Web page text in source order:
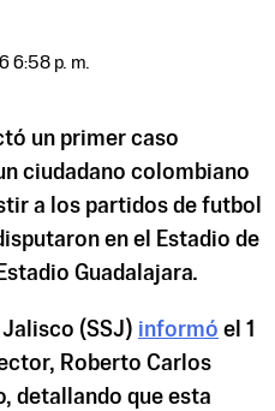
6:58 p. m.
un primer caso
ciudadano colombiano
a los partidos de futbol
en el Estadio de
Guadalajara.
(SSJ) informó el 1
Roberto Carlos
detallando que esta